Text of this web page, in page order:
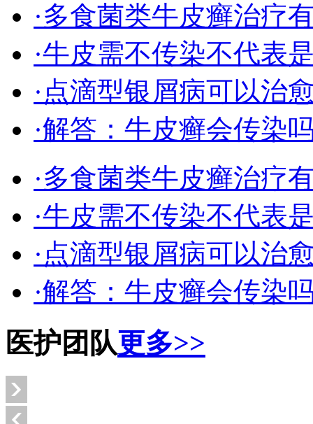
·多食菌类牛皮癣治疗
·牛皮需不传染不代表
·点滴型银屑病可以治
·解答：牛皮癣会传染
·多食菌类牛皮癣治疗
·牛皮需不传染不代表
·点滴型银屑病可以治
·解答：牛皮癣会传染
医护团队更多>>